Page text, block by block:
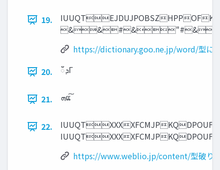
19.
https://dictionary.goo.ne.jp/word/型に
20.
‫ܕ‬ഁΓ
21. ‫ܗ‬ແ͠
22.
https://www.weblio.jp/content/型破り